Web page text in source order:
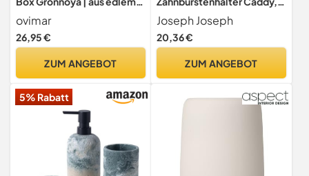
Edelstahl | schwarz matt |
Taschentuchspender,
Papierhandtuchspender
für Bad, Küche oder
ovimar
26,95 €
ZUM ANGEBOT
Aufbewahrung im
Badezimmer, groß,
Mattschwarz, Schwarz
Joseph Joseph
20,36 €
ZUM ANGEBOT
5% Rabatt